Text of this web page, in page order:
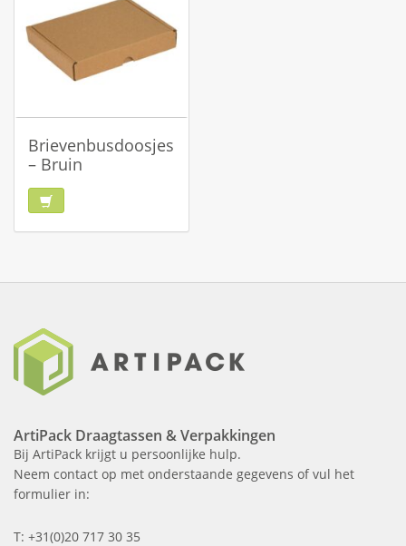
Brievenbusdoosjes
– Bruin
ArtiPack Draagtassen & Verpakkingen
Bij ArtiPack krijgt u persoonlijke hulp.
Neem contact op met onderstaande gegevens of vul het
formulier in:
T: +31(0)20 717 30 35